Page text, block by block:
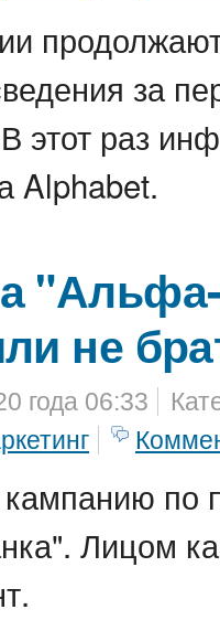
за
этот раз
Alphabet.
не
года 06:33
кампанию по
Лицом